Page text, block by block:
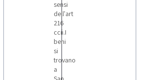
sensi
dell'art
216
ccii.I
beni
si
trovano
a